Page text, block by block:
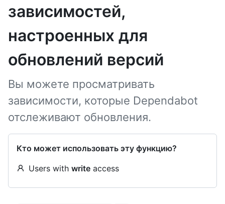
зависимостей,
настроенных для
обновлений версий
Вы можете просматривать
зависимости, которые Dependabot
отслеживают обновления.
Кто может использовать эту функцию?
Users with write access